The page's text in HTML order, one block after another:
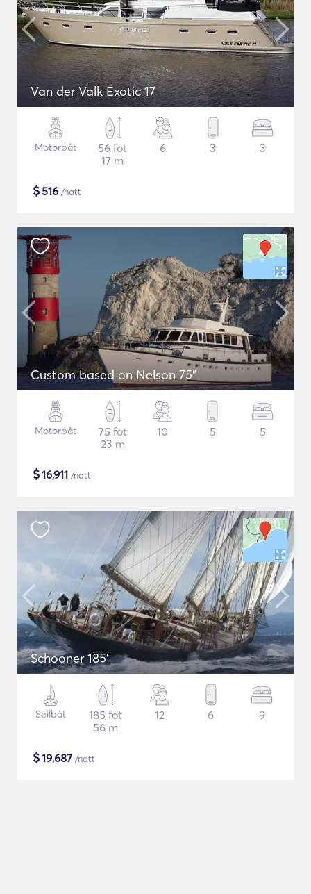
Van der Valk Exotic 17
Motorbåt
56 fot
17 m
6 3 3
$516 /natt
Custom based on Nelson 75"
Motorbåt
75 fot
23 m
10 5 5
$16,911 /natt
Schooner 185'
Seilbåt
185 fot
56 m
12 6 9
$19,687 /natt